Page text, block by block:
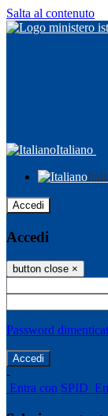
Salta al contenuto
Italiano
Accedi
Accedi
button close ×
Password
-
Entra con SPID